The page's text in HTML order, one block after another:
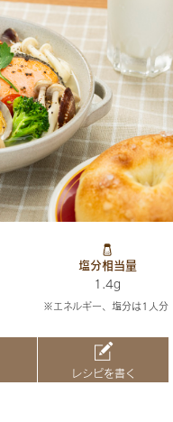
塩分相当量
1.4g
※エネルギー、塩分は1人分
レシピを書く